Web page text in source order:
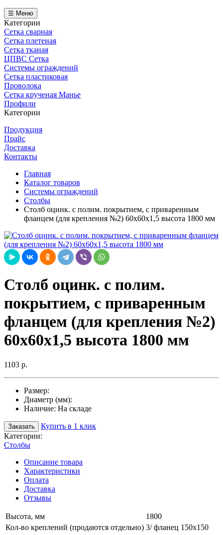
☰ Меню
Категории
Сетка сварная
Сетка плетеная
Сетка тканая
ЦПВС Сетка
Системы ограждений
Сетка пластиковая
Проволока
Сетка крученая Манье
Профили
Категории
Продукция
Прайс
Доставка
Контакты
Главная
Каталог товаров
Системы ограждений
Столбы
Столб оцинк. с полим. покрытием, с приваренным
фланцем (для крепления №2) 60х60х1,5 высота 1800 мм
Столб оцинк. с полим.
покрытием, с приваренным
фланцем (для крепления №2)
60х60х1,5 высота 1800 мм
1103 р.
Размер:
Диаметр (мм):
Наличие: На складе
Заказать
Купить в 1 клик
Категории:
Столбы
Описание товара
Характеристики
Оплата
Доставка
Отзывы
Высота, мм
1800
Кол-во креплений (продаются отдельно) 3/ фланец 150х150